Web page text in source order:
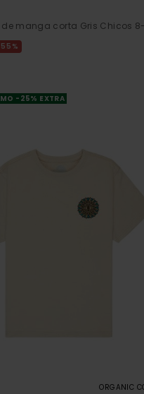
manga corta Gris Chicos
55%
-25% EXTRA
ORGANIC